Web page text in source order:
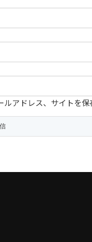
アドレス、サイトを保